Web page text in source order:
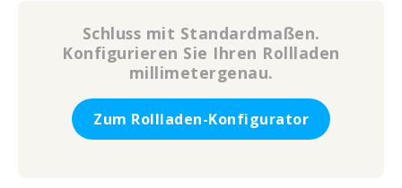
Schluss mit Standardmaßen.
Konfigurieren Sie Ihren Rollladen
millimetergenau.
Zum Rollladen-Konfigurator